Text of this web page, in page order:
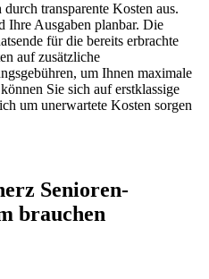
transparente Kosten aus.
Ihre Ausgaben planbar. Die
für die bereits erbrachte
auf zusätzliche
um Ihnen maximale
Sie sich auf erstklassige
um unerwartete Kosten sorgen
Senioren­
brauchen